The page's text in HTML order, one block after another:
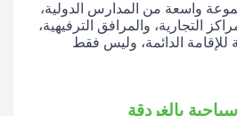
واسعة من المدارس الدولية،
التجارية، والمرافق الترفيهية،
للإقامة الدائمة، وليس فقط
بالغردقة